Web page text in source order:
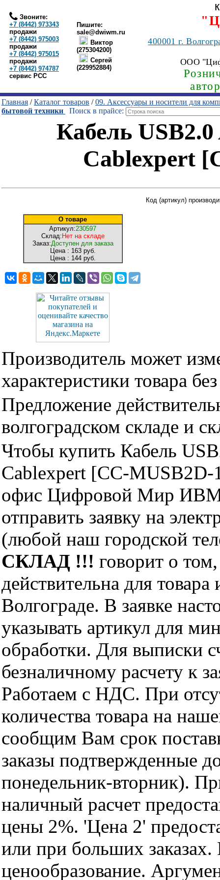
Звоните:
+7 (8442) 973343
продажи
+7 (8442) 975003
продажи
+7 (8442) 975015
продажи
+7 (8442) 974787
сервис РСС
Пишите:
sale@dwiwm.ru
Виктор
(275304200)
Сергей
(229952884)
400001г.
ООО
Главная /Каталог товаров /09. Аксессуары и носители для
бытовой техники
Поиск в прайсе:
Кабель
Cablexpert
О товаре
Артикул:230597
Склад: Нет на складе
Заказ:Доступен для заказа
Цена : 163 руб.
Цена : 144 руб.
Код (артикул)
Производитель может
характеристики товара
Предложение
волгоградском складе и
Чтобы купить Кабель
Cablexpert [CC-MUSB2D-
офис Цифровой Мир ИВМ
отправить заявку на
(любой наш городской
СКЛАД !!! говорит о
действительна для
Волгограде. В заявке
указывать артикул для
обработки. Для выписки
безналичному расчету к
Работаем с НДС. При
количества товара на
сообщим Вам срок
заказы подтвержденные
понедельник-вторник).
наличный расчет
цены 2%. 'Цена 2'
или при больших
ценообразование.